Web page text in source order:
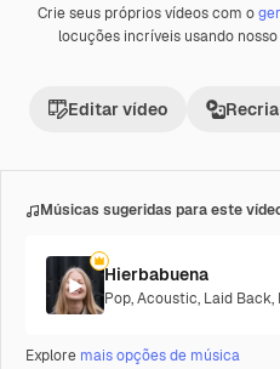
Premium
Crie seus próprios vídeos com o
locuções incríveis usando
Editar vídeo
Músicas sugeridas para este
Hierbabuena
Pop,Acoustic, Laid Back,
Explore mais opções de música